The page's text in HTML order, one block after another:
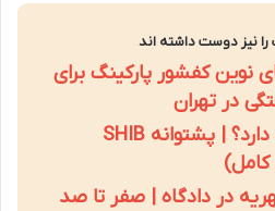
را نیز دوست داشته اند
نوین کفشور پارکینگ برای
در تهران
آیا شیبا پشتوانه دارد؟ | پشتوانه SHIB
در دادگاه | صفر تا صد